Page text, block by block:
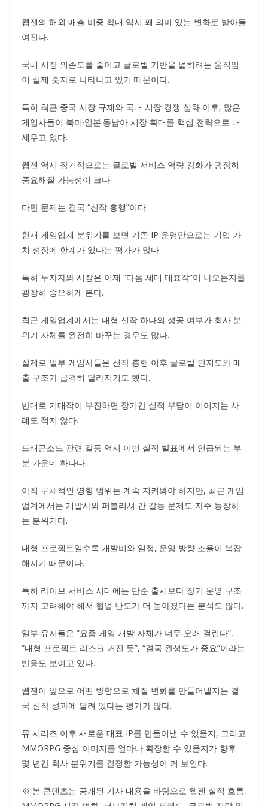
웹젠의 해외 매출 비중 확대 역시 꽤 의미 있는 변화로 받아들
여진다.
국내 시장 의존도를 줄이고 글로벌 기반을 넓히려는 움직임
이 실제 숫자로 나타나고 있기 때문이다.
특히 최근 중국 시장 규제와 국내 시장 경쟁 심화 이후, 많은
게임사들이 북미·일본·동남아 시장 확대를 핵심 전략으로 내
세우고 있다.
웹젠 역시 장기적으로는 글로벌 서비스 역량 강화가 굉장히
중요해질 가능성이 크다.
다만 문제는 결국 “신작 흥행”이다.
현재 게임업계 분위기를 보면 기존 IP 운영만으로는 기업 가
치 성장에 한계가 있다는 평가가 많다.
특히 투자자와 시장은 이제 “다음 세대 대표작”이 나오는지를
굉장히 중요하게 본다.
최근 게임업계에서는 대형 신작 하나의 성공 여부가 회사 분
위기 자체를 완전히 바꾸는 경우도 많다.
실제로 일부 게임사들은 신작 흥행 이후 글로벌 인지도와 매
출 구조가 급격히 달라지기도 했다.
반대로 기대작이 부진하면 장기간 실적 부담이 이어지는 사
례도 적지 않다.
드래곤소드 관련 갈등 역시 이번 실적 발표에서 언급되는 부
분 가운데 하나다.
아직 구체적인 영향 범위는 계속 지켜봐야 하지만, 최근 게임
업계에서는 개발사와 퍼블리셔 간 갈등 문제도 자주 등장하
는 분위기다.
대형 프로젝트일수록 개발비와 일정, 운영 방향 조율이 복잡
해지기 때문이다.
특히 라이브 서비스 시대에는 단순 출시보다 장기 운영 구조
까지 고려해야 해서 협업 난도가 더 높아졌다는 분석도 많다.
일부 유저들은 “요즘 게임 개발 자체가 너무 오래 걸린다”,
“대형 프로젝트 리스크 커진 듯”, “결국 완성도가 중요”이라는
반응도 보이고 있다.
웹젠이 앞으로 어떤 방향으로 체질 변화를 만들어낼지는 결
국 신작 성과에 달려 있다는 평가가 많다.
뮤 시리즈 이후 새로운 대표 IP를 만들어낼 수 있을지, 그리고
MMORPG 중심 이미지를 얼마나 확장할 수 있을지가 향후
몇 년간 회사 분위기를 결정할 가능성이 커 보인다.
※ 본 콘텐츠는 공개된 기사 내용을 바탕으로 웹젠 실적 흐름,